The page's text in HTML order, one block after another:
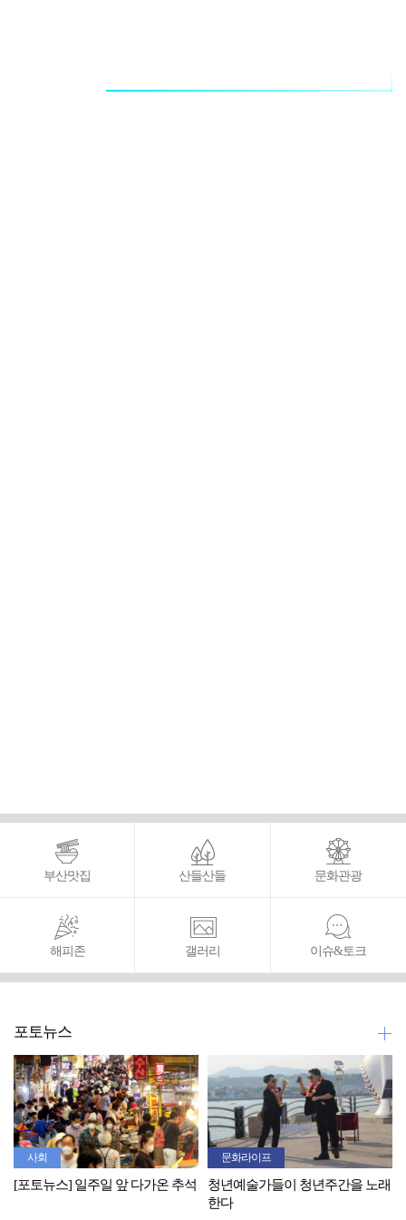
부산맛집 산들산들 문화관광
해피존 갤러리 이슈&토크
포토뉴스
사회
[포토뉴스] 일주일 앞 다가온 추석
문화라이프
청년예술가들이 청년주간을 노래
한다